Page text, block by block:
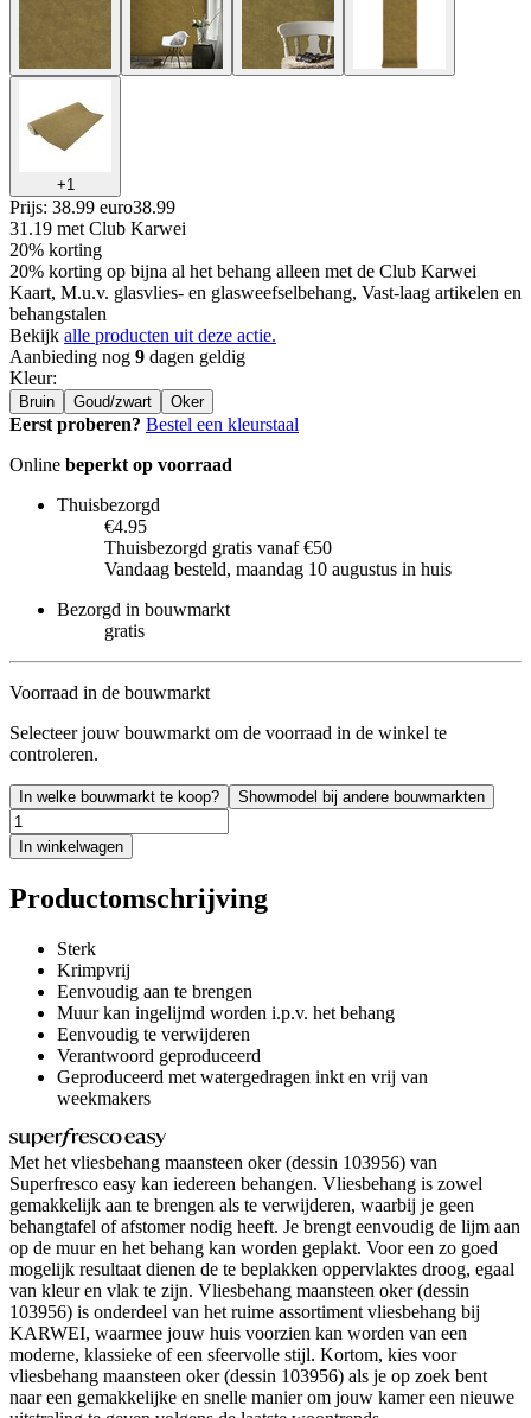
+1
Prijs: 38.99 euro38.99
31.19 met Club Karwei
20% korting
20% korting op bijna al het behang alleen met de Club Karwei
Kaart, M.u.v. glasvlies- en glasweefselbehang, Vast-laag artikelen en
behangstalen
Bekijk alle producten uit deze actie.
Aanbieding nog 9 dagen geldig
Kleur:
Bruin Goud/zwart Oker
Eerst proberen? Bestel een kleurstaal
Online beperkt op voorraad
Thuisbezorgd
€4.95
Thuisbezorgd gratis vanaf €50
Vandaag besteld, maandag 10 augustus in huis
Bezorgd in bouwmarkt
gratis
Voorraad in de bouwmarkt
Selecteer jouw bouwmarkt om de voorraad in de winkel te
controleren.
In welke bouwmarkt te koop? Showmodel bij andere bouwmarkten
In winkelwagen
Productomschrijving
Sterk
Krimpvrij
Eenvoudig aan te brengen
Muur kan ingelijmd worden i.p.v. het behang
Eenvoudig te verwijderen
Verantwoord geproduceerd
Geproduceerd met watergedragen inkt en vrij van
weekmakers
Met het vliesbehang maansteen oker (dessin 103956) van
Superfresco easy kan iedereen behangen. Vliesbehang is zowel
gemakkelijk aan te brengen als te verwijderen, waarbij je geen
behangtafel of afstomer nodig heeft. Je brengt eenvoudig de lijm aan
op de muur en het behang kan worden geplakt. Voor een zo goed
mogelijk resultaat dienen de te beplakken oppervlaktes droog, egaal
van kleur en vlak te zijn. Vliesbehang maansteen oker (dessin
103956) is onderdeel van het ruime assortiment vliesbehang bij
KARWEI, waarmee jouw huis voorzien kan worden van een
moderne, klassieke of een sfeervolle stijl. Kortom, kies voor
vliesbehang maansteen oker (dessin 103956) als je op zoek bent
naar een gemakkelijke en snelle manier om jouw kamer een nieuwe